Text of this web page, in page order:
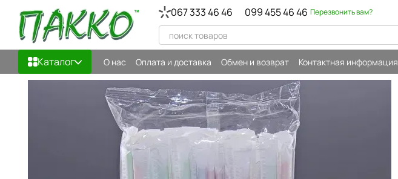
Перейти к основному контенту 067 333 46 46 099 455 46 46 Перезвонить вам?
Каталог О нас Оплата и доставка Обмен и возврат Контактная информация